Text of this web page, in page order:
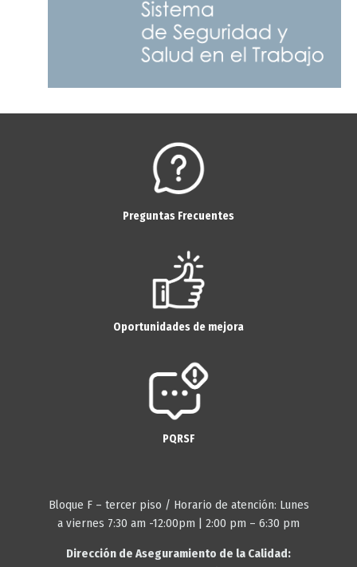
Preguntas Frecuentes
Oportunidades de mejora
PQRSF
Bloque F – tercer piso / Horario de atención: Lunes
a viernes 7:30 am -12:00pm | 2:00 pm – 6:30 pm
Dirección de Aseguramiento de la Calidad: